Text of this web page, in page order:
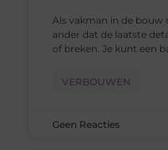
Als vakman in de bouw
ander dat de laatste
of breken. Je kunt een
VERBOUWEN
Geen Reacties